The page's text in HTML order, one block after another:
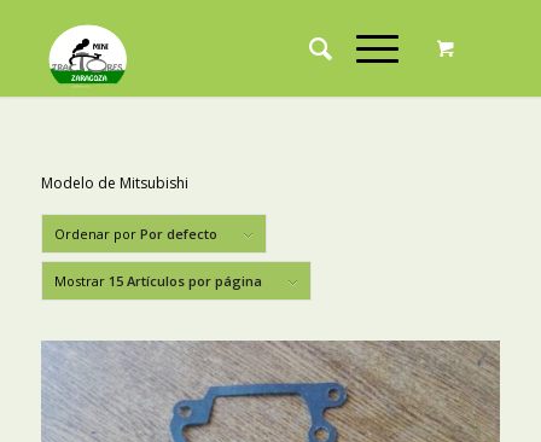
Modelo de Mitsubishi
Ordenar por Por defecto
Mostrar 15 Artículos por página